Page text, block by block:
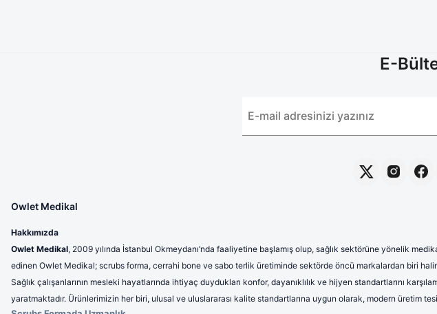
E-
Owlet Medikal
Hakkımızda
Owlet Medikal, 2009 yılında İstanbul Okmeydanı’nda faaliyetine başlamış olup, sağlık sektörüne yönelik
edinen Owlet Medikal; scrubs forma, cerrahi bone ve sabo terlik üretiminde sektörde öncü markalardan biri
Sağlık çalışanlarının mesleki hayatlarında ihtiyaç duydukları konfor, dayanıklılık ve hijyen standartlarını
yaratmaktadır. Ürünlerimizin her biri, ulusal ve uluslararası kalite standartlarına uygun olarak, modern üretim